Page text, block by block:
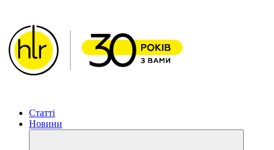
Статті
Новини